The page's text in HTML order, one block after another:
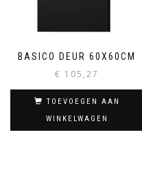
BASICO DEUR 60X60CM
€ 105,27
TOEVOEGEN AAN
WINKELWAGEN